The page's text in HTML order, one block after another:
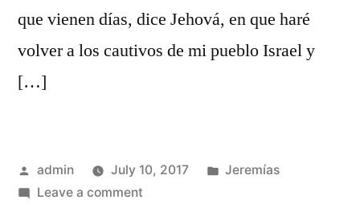
que vienen días, dice Jehová, en que haré
volver a los cautivos de mi pueblo Israel y
[…]
Posted
by
admin July 10, 2017
Posted
Jeremías
Leave a commenton